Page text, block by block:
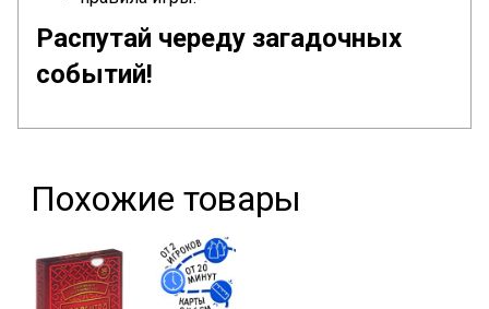
Распутай череду загадочных
событий!
Похожие товары